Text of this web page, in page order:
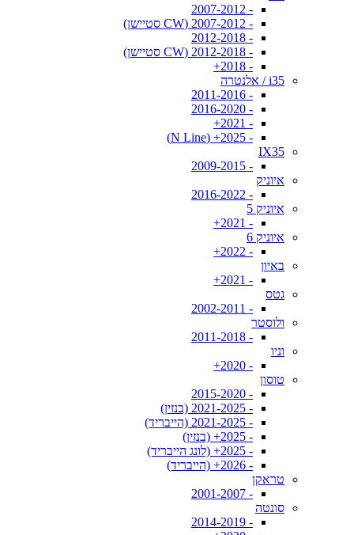
- 2007-2012
- 2007-2012 (CW סטיישן)
- 2012-2018
- 2012-2018 (CW סטיישן)
- 2018+
i35 / אלנטרה
- 2011-2016
- 2016-2020
- 2021+
- 2025+ (N Line)
IX35
- 2009-2015
איוניק
- 2016-2022
איוניק 5
- 2021+
איוניק 6
- 2022+
באיון
- 2021+
גטס
- 2002-2011
ולוסטר
- 2011-2018
וניו
- 2020+
טוסון
- 2015-2020
- 2021-2025 (בנזין)
- 2021-2025 (הייבריד)
- 2025+ (בנזין)
- 2025+ (לונג הייבריד)
- 2026+ (הייבריד)
טראקן
- 2001-2007
סונטה
- 2014-2019